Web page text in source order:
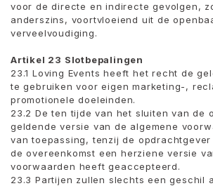
voor de directe en indirecte gevolgen,
anderszins, voortvloeiend uit de
verveelvoudiging.
Artikel 23 Slotbepalingen
23.1 Loving Events heeft het recht de
te gebruiken voor eigen marketing-,
promotionele doeleinden.
23.2 De ten tijde van het sluiten van de
geldende versie van de algemene
van toepassing, tenzij de
de overeenkomst een herziene versie
voorwaarden heeft geaccepteerd.
23.3 Partijen zullen slechts een geschil